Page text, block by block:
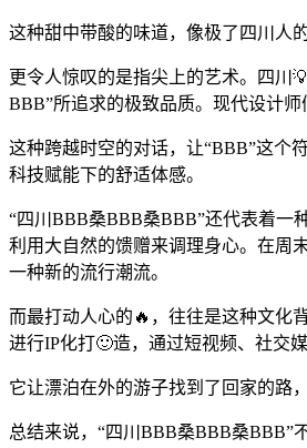
这种甜中带酸的味道，像极了四川人
更令人惊叹的是指尖上的艺术。四川
BBB”所追求的极致品质。现代设计
这种跨越时空的对话，让“BBB”这个
科技赋能下的舒适体感。
“四川BBB桑BBB桑BBB”还代表着一
利用大自然的馈赠来调理身心。在周
一种新的流行潮流。
而最打动人心的🔥，往往是这种文化
进行IP化打🙂造，通过短视频、社交
它让漂泊在外的游子找到了回家的路
总结来说，“四川BBB桑BBB桑BBB”